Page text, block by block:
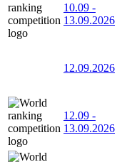
10.09 -
13.09.2026
12.09.2026
12.09 -
13.09.2026